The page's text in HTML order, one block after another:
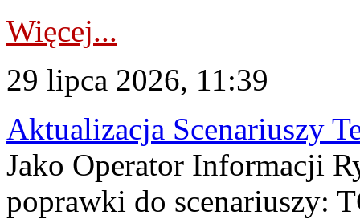
Więcej...
29 lipca 2026, 11:39
Aktualizacja Scenariuszy
Jako Operator Informacji
poprawki do scenariuszy: